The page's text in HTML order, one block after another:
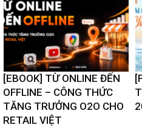
[EBOOK] TỪ ONLINE ĐẾN
OFFLINE – CÔNG THỨC
TĂNG TRƯỞNG O2O CHO
RETAIL VIỆT